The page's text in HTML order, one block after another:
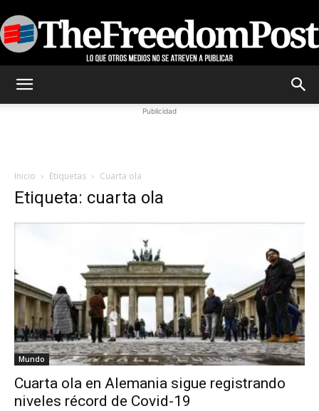
Publicidad
Inicio Etiquetas Cuarta ola
Etiqueta: cuarta ola
Mundo
Cuarta ola en Alemania sigue registrando
niveles récord de Covid-19